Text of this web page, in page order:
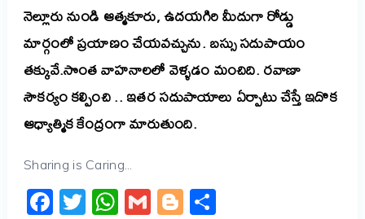
నెల్లూరు నుండి ఆత్మకూరు, ఉదయగిరిమీదుగారోడ్డు
మార్గంలో ప్రయాణం చేయవచ్చును. బస్సు సదుపాయం
తక్కువే.సొంత వాహనాలలో వెళ్ళడం మంచిది. రవాణా
సౌకర్యం కల్పించి .. ఇతర సదుపాయాలు ఏర్పాటు చేస్తే ఇదొక
ఆధ్యాత్మిక కేంద్రంగా మారుతుంది.
Sharing is Caring...
Facebook
Twitter
WhatsApp
GmailBlogger
Share